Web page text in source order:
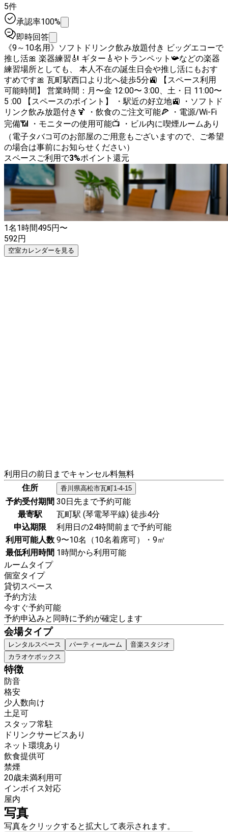
5件
承認率100%
即時回答
《9～10名用》ソフトドリンク飲み放題付き ビッグエコーで
推し活🎀 楽器練習🎻 ギター🎸やトランペット📯などの楽器
練習場所としても、 本人不在の誕生日会や推し活にもおす
すめです🎀 瓦町駅西口より北へ徒歩5分🚉 【スペース利用
可能時間】 営業時間：月〜金 12:00〜 3:00、土・日 11:00〜
5 :00 【スペースのポイント】 ・駅近の好立地🚉 ・ソフトド
リンク飲み放題付き🍹 ・飲食のご注文可能🍕 ・電源/Wi-Fi
完備📶 ・モニターの使用可能📺 ・ビル内に喫煙ルームあり
（電子タバコ可のお部屋のご用意もございますので、ご希望
の場合は事前にお知らせください）
スペースご利用で3%ポイント還元
1名1時間495円〜
592円
空室カレンダーを見る
利用日の前日までキャンセル料無料
住所
香川県高松市瓦町1-4-15
予約受付期間 30日先まで予約可能
最寄駅
瓦町駅 (琴電琴平線) 徒歩4分
申込期限
利用日の24時間前まで予約可能
利用可能人数 9〜10名（10名着席可）・9㎡
最低利用時間 1時間から利用可能
ルームタイプ
個室タイプ
貸切スペース
予約方法
今すぐ予約可能
予約申込みと同時に予約が確定します
会場タイプ
レンタルスペース パーティールーム
音楽スタジオ
カラオケボックス
特徴
防音
格安
少人数向け
土足可
スタッフ常駐
ドリンクサービスあり
ネット環境あり
飲食提供可
禁煙
20歳未満利用可
インボイス対応
屋内
写真
写真をクリックすると拡大して表示されます。